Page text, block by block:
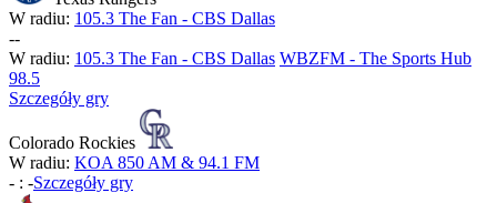
W radiu: 105.3 The Fan - CBS Dallas
--
W radiu: 105.3 The Fan - CBS Dallas WBZFM - The Sports Hub
98.5
Szczegóły gry
Colorado Rockies
W radiu: KOA 850 AM & 94.1 FM
- : -Szczegóły gry